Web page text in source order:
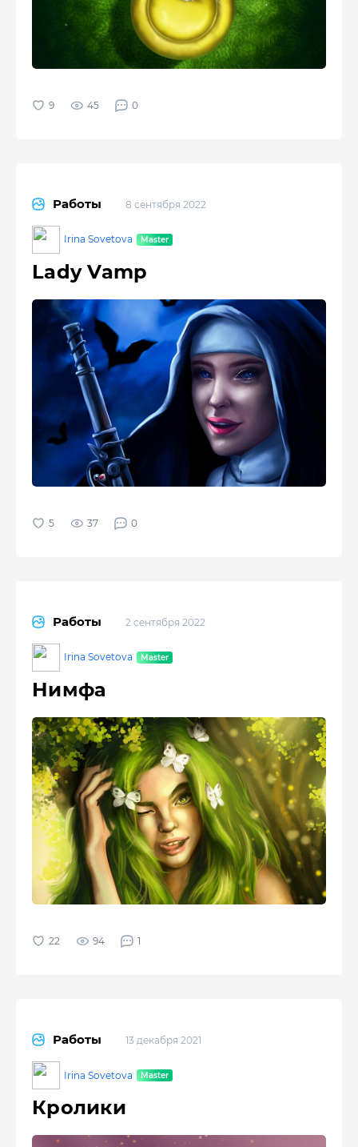
45 0
Работы 8 сентября 2022
Irina Sovetova
Lady Vamp
37 0
Работы 2 сентября 2022
Irina Sovetova
Нимфа
94 1
Работы 13 декабря 2021
Irina Sovetova
Кролики